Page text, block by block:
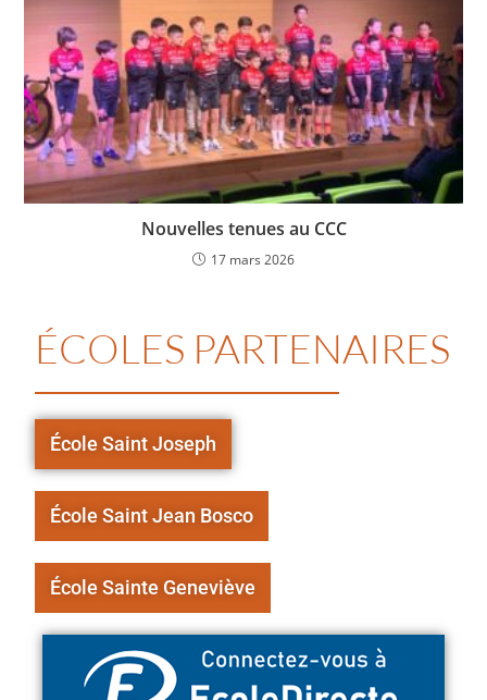
Nouvelles tenues au CCC
17 mars 2026
ÉCOLES PARTENAIRES
École Saint Joseph
École Saint Jean Bosco
École Sainte Geneviève